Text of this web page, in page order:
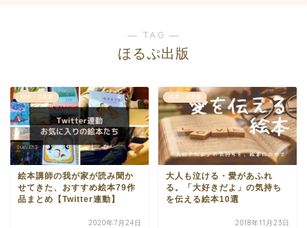
― TAG ―
ほるぷ出版
絵本・児童書
絵本講師の我が家が読み聞か
せてきた、おすすめ絵本79作
品まとめ【Twitter連動】
2020年7月24日
絵本・児童書
大人も泣ける・愛があふれ
る。「大好きだよ」の気持ち
を伝える絵本10選
2018年11月23日